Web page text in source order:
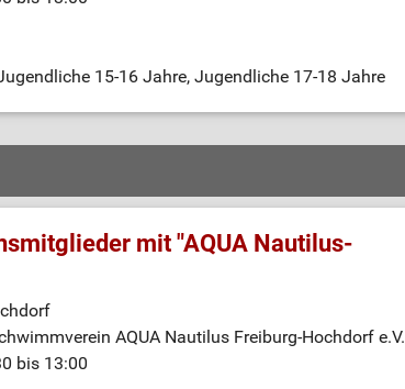
15-16 Jahre, Jugendliche 17-18 Jahre
mit "AQUA Nautilus-
AQUA Nautilus Freiburg-Hochdorf e.V.
bis 13:00